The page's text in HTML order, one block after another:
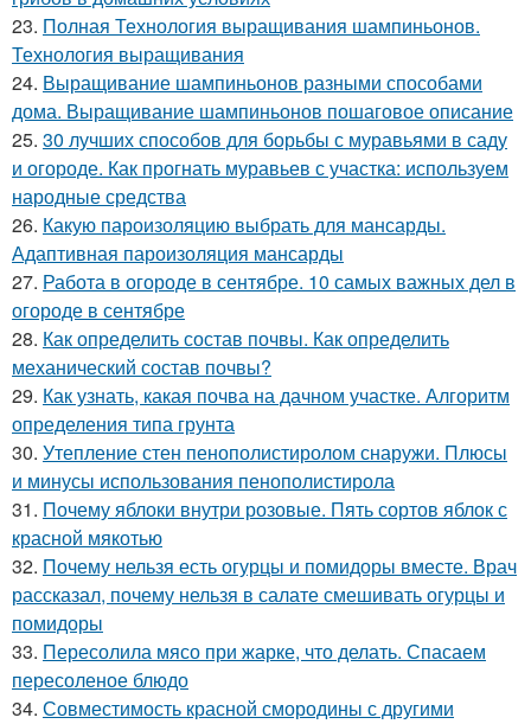
23. Полная Технология выращивания шампиньонов.
Технология выращивания
24. Выращивание шампиньонов разными способами
дома. Выращивание шампиньонов пошаговое описание
25. 30 лучших способов для борьбы с муравьями в саду
и огороде. Как прогнать муравьев с участка: используем
народные средства
26. Какую пароизоляцию выбрать для мансарды.
Адаптивная пароизоляция мансарды
27. Работа в огороде в сентябре. 10 самых важных дел в
огороде в сентябре
28. Как определить состав почвы. Как определить
механический состав почвы?
29. Как узнать, какая почва на дачном участке. Алгоритм
определения типа грунта
30. Утепление стен пенополистиролом снаружи. Плюсы
и минусы использования пенополистирола
31. Почему яблоки внутри розовые. Пять сортов яблок с
красной мякотью
32. Почему нельзя есть огурцы и помидоры вместе. Врач
рассказал, почему нельзя в салате смешивать огурцы и
помидоры
33. Пересолила мясо при жарке, что делать. Спасаем
пересоленое блюдо
34. Совместимость красной смородины с другими